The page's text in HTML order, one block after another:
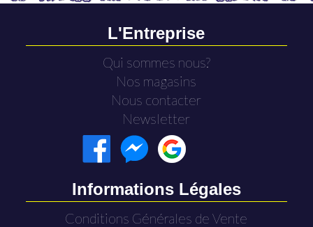
L'Entreprise
Qui sommes nous?
Nos magasins
Nous contacter
Newsletter
Informations Légales
Conditions Générales de Vente